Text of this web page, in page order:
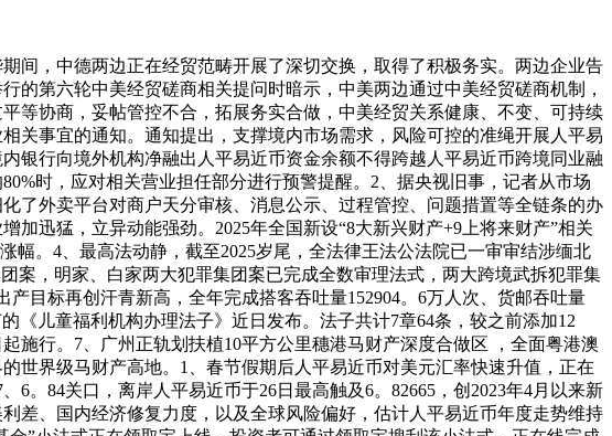
，中德两边正在经贸范畴开展了深切交换，取得了积极务实。两边企业告
的第六轮中美经贸磋商相关提问时暗示，中美两边通过中美经贸磋商机制，
等协商，妥帖管控不合，拓展务实合做，中美经贸关系健康、不变、可持续
关事宜的通知。通知提出，支撑境内市场需求，风险可控的准绳开展人平易
银行向境外机构净融出人平易近币资金余额不得跨越人平易近币跨境同业融
时，应对相关营业担任部分进行预警提醒。2、据央视旧事，记者从市场
了外卖平台对商户天分审核、消息公示、过程管控、问题措置等全链条的办
加迅猛，立异动能强劲。2025年全国新设“8大新兴财产+9上将来财产”相关
幅。4、最高法动静，截至2025岁尾，全法律王法公法院已一审审结涉缅北
案，明家、白家两大犯罪集团案已完成全数审理法式，两大跨境武拆犯罪集
目标再创汗青新高，全年完成搭客吞吐量152904。6万人次、货邮吞吐量
《儿童福利机构办理法子》近日发布。法子共计7章64条，较之前添加12
施行。7、广州正轨划扶植10平方公里穗港马财产深度合做区 ，全面粤港澳
世界级马财产高地。1、春节假期后人平易近币对美元汇率快速升值，正在
。84关口，离岸人平易近币于26日最高触及6。82665，创2023年4月以来新
差、国内经济修复力度，以及全球风险偏好，估计人平易近币年度走势维持